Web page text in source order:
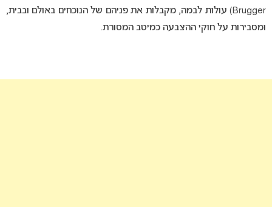
Brugger) עולות לבמה, מקבלות את פניהם של הנוכחים באולם ובבית,
ומסבירות על חוקי ההצבעה כמיטב המסורת.